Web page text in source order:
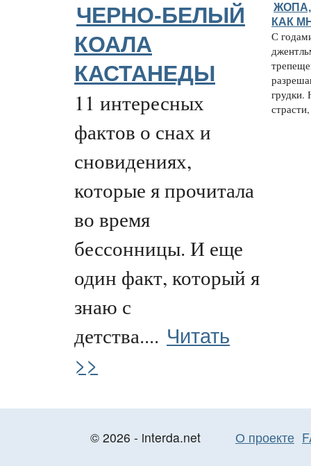
ЧЕРНО-БЕЛЫЙ
КОАЛА
КАСТАНЕДЫ
11 интересных
фактов о снах и
сновидениях,
которые я прочитала
во время
бессонницы. И еще
один факт, который я
знаю с
детства.... Читать
>>
КАК
С
грудки.
© 2026 - interda.net О проекте